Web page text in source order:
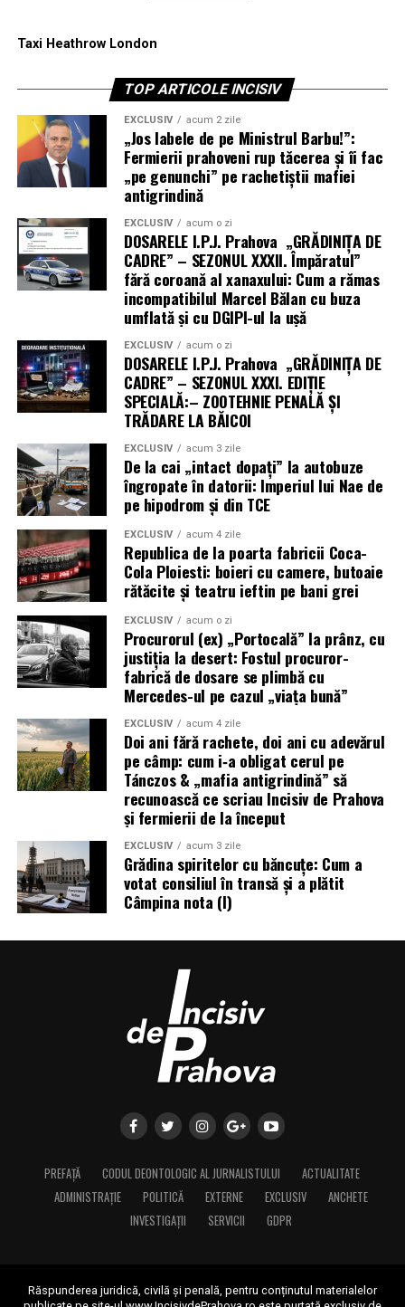
Taxi Heathrow London
TOP ARTICOLE INCISIV
EXCLUSIV acum 2 zile
„Jos labele de pe Ministrul Barbu!”:
Fermierii prahoveni rup tăcerea și îi fac
„pe genunchi” pe rachetiștii mafiei
antigrindină
EXCLUSIV acum o zi
DOSARELE I.P.J. Prahova „GRĂDINIȚA DE
CADRE” – SEZONUL XXXII. Împăratul”
fără coroană al xanaxului: Cum a rămas
incompatibilul Marcel Bălan cu buza
umflată și cu DGIPI-ul la ușă
EXCLUSIV acum o zi
DOSARELE I.P.J. Prahova „GRĂDINIȚA DE
CADRE” – SEZONUL XXXI. EDIȚIE
SPECIALĂ:– ZOOTEHNIE PENALĂ ȘI
TRĂDARE LA BĂICOI
EXCLUSIV acum 3 zile
De la cai „intact dopați” la autobuze
îngropate în datorii: Imperiul lui Nae de
pe hipodrom și din TCE
EXCLUSIV acum 4 zile
Republica de la poarta fabricii Coca-
Cola Ploiesti: boieri cu camere, butoaie
rătăcite și teatru ieftin pe bani grei
EXCLUSIV acum o zi
Procurorul (ex) „Portocală” la prânz, cu
justiția la desert: Fostul procuror-
fabrică de dosare se plimbă cu
Mercedes-ul pe cazul „viața bună”
EXCLUSIV acum 4 zile
Doi ani fără rachete, doi ani cu adevărul
pe câmp: cum i‑a obligat cerul pe
Tánczos & „mafia antigrindină” să
recunoască ce scriau Incisiv de Prahova
și fermierii de la început
EXCLUSIV acum 3 zile
Grădina spiritelor cu băncuțe: Cum a
votat consiliul în transă și a plătit
Câmpina nota (I)
PREFAȚĂ CODUL DEONTOLOGIC AL JURNALISTULUI
ACTUALITATE
ADMINISTRAȚIE
POLITICĂ EXTERNE EXCLUSIV
ANCHETE
INVESTIGAȚII
SERVICII GDPR
Răspunderea juridică, civilă și penală, pentru conținutul materialelor